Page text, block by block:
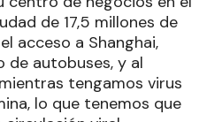
de 17,5 millones de
acceso a Shanghai,
de autobuses, y al
tengamos virus
lo que tenemos que